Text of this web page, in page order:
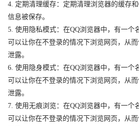
4. 定期清理缓存：定期清理浏览器的缓存
信息被保存。
5. 使用隐私模式：在QQ浏览器中，有一个
可以让你在不登录的情况下浏览网页，从
泄露。
6. 使用隐身模式：在QQ浏览器中，有一个
可以让你在不登录的情况下浏览网页，从
泄露。
7. 使用无痕浏览：在QQ浏览器中，有一个
可以让你在不登录的情况下浏览网页，从